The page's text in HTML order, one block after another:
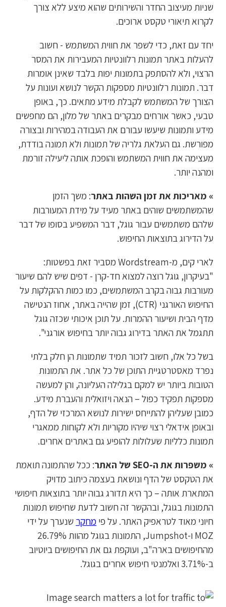
שניות מעיצוב החדר והשירותים שהוא מיצע ללא צורך
לקרוא תיאורי טקסט ארוכים.
יחד עם זאת, כדי לשפר את חווית המשתמש - חשוב
להעלות באתר תמונות רלוונטיות המעבירות את המסר
הרצוי, ולא להסתפק בתמונות יפות בלבד שאינן אומרות
דבר. תמונות רלוונטיות מספקות הקשר לנושא ועונות על
הצורך של המשתמש לקבלת מידע מתאים. כך, באופן
טבעי, כאשר אורחים מבקרים באתר של מלון, הם מחפשים
מידע ותמונות שיעשו עבורם את העבודה במהירות ובצורה
מפורשת. גם העלאת גלריה של תמונות ולא תמונה בודדת,
מעצימה את חווית המשתמש והופכת אותה ליעילה זורמת
ומהנה יותר.
» מאריכות את זמן השהות באתר: משך הזמן
שהמשתמשים שוהים באתר מעיד על מידת המעורבות
שלהם משתמשים עבור גוגל, דבר המשפיע בסופו של דבר
על הדירוג בתוצאות החיפוש.
לארי קים, מ-Wordstream מסביר זאת בפשטות:
"בעיקרון, גוגל רוצה למצוא חד-קרן - דפים שיש להם שיעור
מעורבות גבוה בקרב המשתמשים, כמו כמות ההקלקות על
החיפוש האורגני (CTR), זמן שהייה באתר, אחוז הנטישה
מדף הבית ושיעור ההמרות. על תוכן איכותי שכזה גוגל
תתגמל את האתר בדירוג גבוה יותר בחיפוש אורגני".
בשל כל אלו, חשוב לזכור תמיד שתמונות הן חלק בלתי
נפרד מאסטרטגיית התוכן של כל אתר. את התמונות
הטובות ביותר יש למקם בגלילה העליונה, והן למעשה
מספקות תפקיד כפול – הנאה ויזואלית והעברת מידע.
כמובן שעליהן להתייחס ישירות לנושא המרכזי של הדף,
ובאופן אידאלי רצוי שיהיו מקוריות ולא לקוחות ממאגרי
תמונות כלליות שעלולות להופיע גם באתרים אחרים.
» משפרות את ה-SEO של האתר
: ככל שהתמונה תואמת
את הטקסט של הדף ונושאת בעצמה כיתוב מדויק
המתארת אותה – כך היא תדורג גבוה יותר בתוצאות חיפושי
התמונות בגוגל, ובהקשר זה חשוב לדעת שחיפוש תמונות
חיוני מאוד לטראפיק האתר. על פי מחקר שנערך על ידי
MOZ ו-Jumpshot, התמונות בגוגל מהוות 26.79%
מהחיפושים בארה"ב, ועוקפת גם את החיפושים ביוטיוב
ב-3.71% ואלמנטי חיפוש אחרים בגוגל.